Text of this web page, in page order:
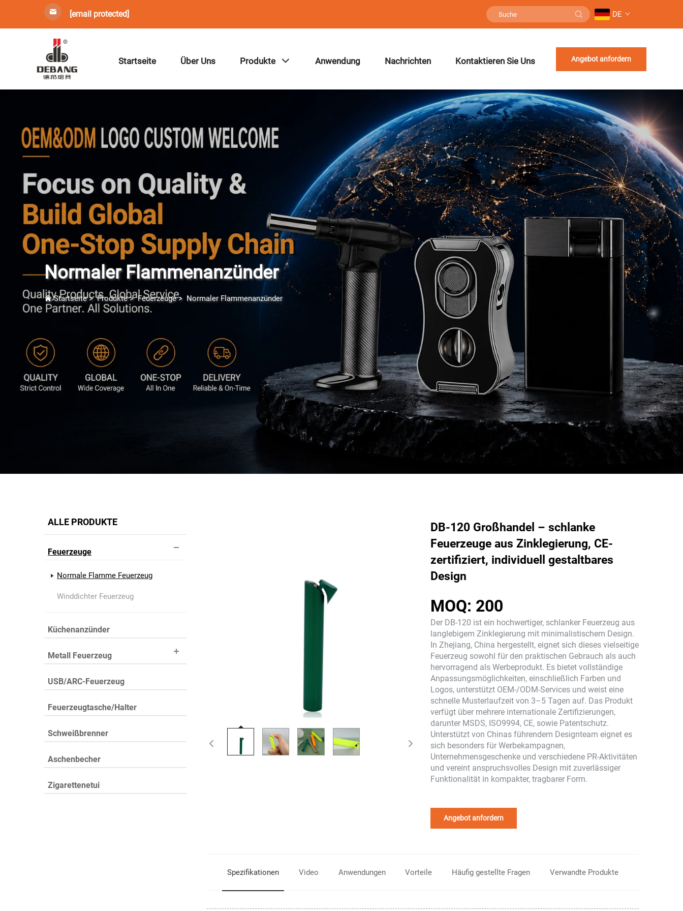
[email protected] DE
Startseite Über Uns Produkte Anwendung Nachrichten Kontaktieren Sie Uns Angebot anfordern
Normaler Flammenanzünder
Startseite>Produkte>Feuerzeuge> Normaler Flammenanzünder
ALLE PRODUKTE
Feuerzeuge
Normale Flamme Feuerzeug
Winddichter Feuerzeug
Küchenanzünder
Metall Feuerzeug
USB/ARC-Feuerzeug
Feuerzeugtasche/Halter
Schweißbrenner
Aschenbecher
Zigarettenetui
DB-120 Großhandel – schlanke
Feuerzeuge aus Zinklegierung, CE-
zertifiziert, individuell gestaltbares
Design
MOQ: 200
Der DB-120 ist ein hochwertiger, schlanker Feuerzeug aus
langlebigem Zinklegierung mit minimalistischem Design.
In Zhejiang, China hergestellt, eignet sich dieses vielseitige
Feuerzeug sowohl für den praktischen Gebrauch als auch
hervorragend als Werbeprodukt. Es bietet vollständige
Anpassungsmöglichkeiten, einschließlich Farben und
Logos, unterstützt OEM-/ODM-Services und weist eine
schnelle Musterlaufzeit von 3–5 Tagen auf. Das Produkt
verfügt über mehrere internationale Zertifizierungen,
darunter MSDS, ISO9994, CE, sowie Patentschutz.
Unterstützt von Chinas führendem Designteam eignet es
sich besonders für Werbekampagnen,
Unternehmensgeschenke und verschiedene PR-Aktivitäten
und vereint anspruchsvolles Design mit zuverlässiger
Funktionalität in kompakter, tragbarer Form.
Angebot anfordern
Spezifikationen Video Anwendungen Vorteile Häufig gestellte Fragen Verwandte Produkte